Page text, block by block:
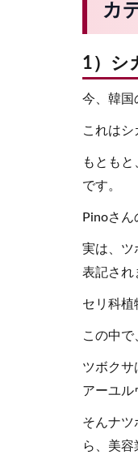
カ
1）シ
今、韓国
これはシ
もとも
です。
Pinoさ
実は、ツ
表記され
セリ科植
この中で
ツボクサ
アーユル
そんナツ
ら、美容